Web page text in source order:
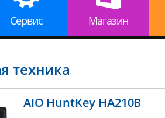
Сервис Магазин
техника
AIO HuntKey HA210B